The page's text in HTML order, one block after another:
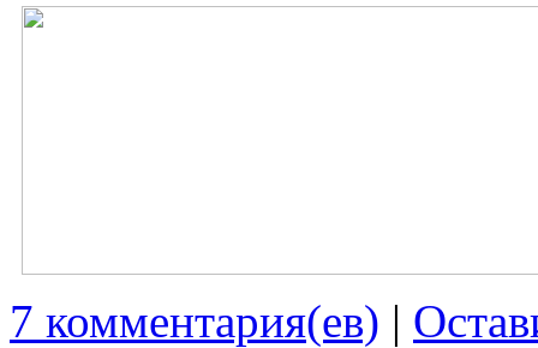
7 комментария(ев) |